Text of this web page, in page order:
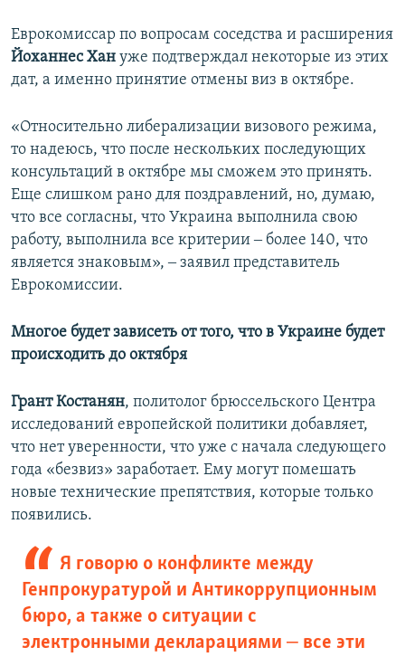
Еврокомиссар по вопросам соседства и расширения
Йоханнес Хан уже подтверждал некоторые из этих
дат, а именно принятие отмены виз в октябре.
«Относительно либерализации визового режима,
то надеюсь, что после нескольких последующих
консультаций в октябре мы сможем это принять.
Еще слишком рано для поздравлений, но, думаю,
что все согласны, что Украина выполнила свою
работу, выполнила все критерии ‒ более 140, что
является знаковым», ‒ заявил представитель
Еврокомиссии.
Многое будет зависеть от того, что в Украине будет
происходить до октября
Грант Костанян, политолог брюссельского Центра
исследований европейской политики добавляет,
что нет уверенности, что уже с начала следующего
года «безвиз» заработает. Ему могут помешать
новые технические препятствия, которые только
появились.
Я говорю о конфликте между
Генпрокуратурой и Антикоррупционным
бюро, а также о ситуации с
электронными декларациями ‒ все эти